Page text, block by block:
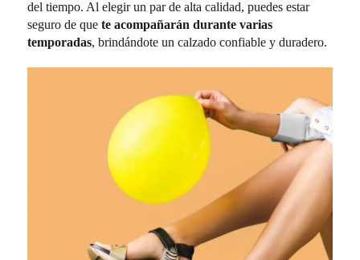
del tiempo. Al elegir un par de alta calidad, puedes estar
seguro de quete acompañarán durante varias
temporadas, brindándote un calzado confiable y duradero.